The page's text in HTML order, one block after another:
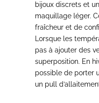
bijoux discrets et
maquillage léger.
fraîcheur et de
Lorsque les
pas à ajouter des
superposition. En
possible de porter
un pull